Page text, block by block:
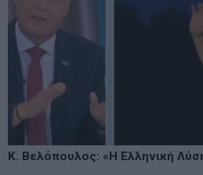
Κ. Βελόπουλος: «Η Ελληνική